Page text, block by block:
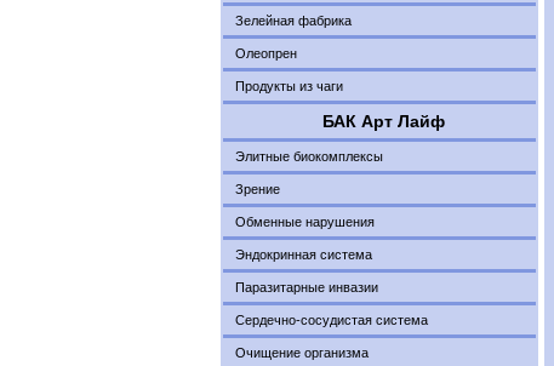
Зелейная фабрика
Олеопрен
Продукты из чаги
БАК Арт Лайф
Элитные биокомплексы
Зрение
Обменные нарушения
Эндокринная система
Паразитарные инвазии
Сердечно-сосудистая система
Очищение организма